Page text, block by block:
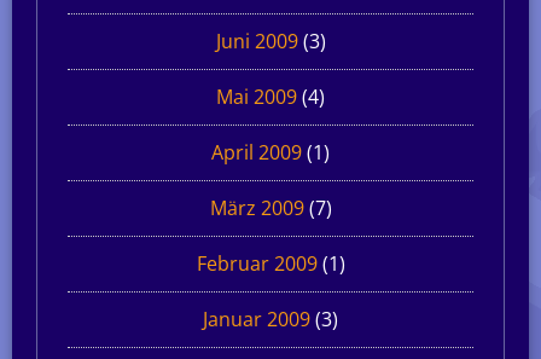
Juni 2009(3)
Mai 2009(4)
April 2009(1)
März 2009(7)
Februar 2009(1)
Januar 2009(3)